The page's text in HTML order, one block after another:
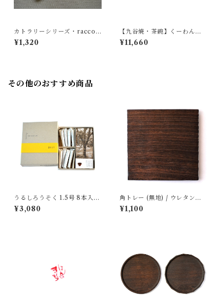
カトラリーシリーズ・racco
「バターナイフ」｜ ヨシタ手
工業デザイン室
¥1,320
【九谷焼・茶碗】くーわん
(小・中・大) / 木箱セット ｜
ヨシタ手工業デザイン室
¥11,660
その他のおすすめ商品
うるしろうそく 1.5号 8本入
｜ 高澤ろうそく店
¥3,080
角トレー (無地) / ウレタン仕
上げ ｜ 岩本清商店
¥1,100